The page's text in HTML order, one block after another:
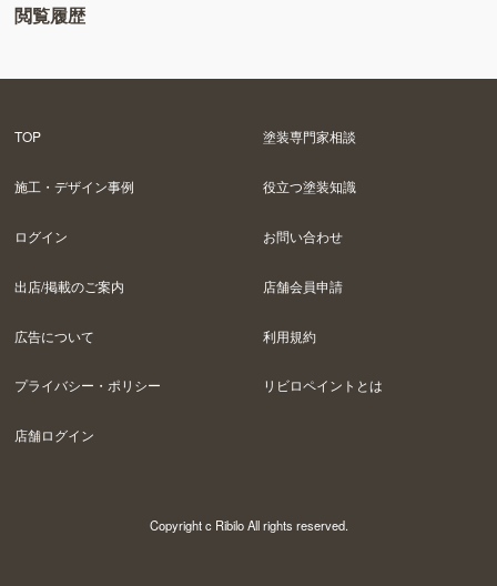
閲覧履歴
TOP 塗装専門家相談
施工・デザイン事例 役立つ塗装知識
ログイン お問い合わせ
出店/掲載のご案内 店舗会員申請
広告について 利用規約
プライバシー・ポリシー リビロペイントとは
店舗ログイン
Copyright c Ribilo All rights reserved.